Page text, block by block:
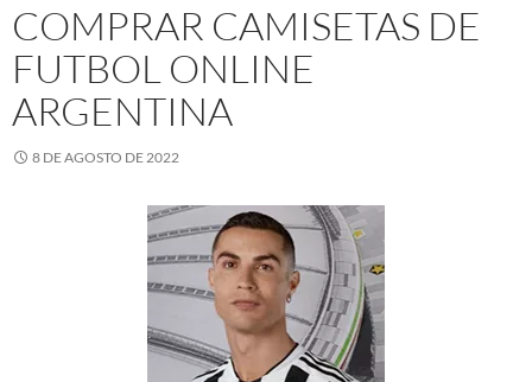
COMPRAR CAMISETAS DE
FUTBOL ONLINE
ARGENTINA
8 DE AGOSTO DE 2022